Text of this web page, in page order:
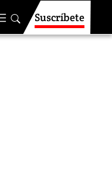
Suscríbete